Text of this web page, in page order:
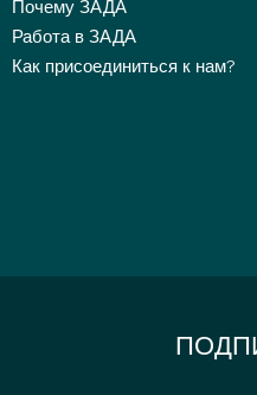
Почему ЗАДА
Работа в ЗАДА
Как присоединиться к нам?